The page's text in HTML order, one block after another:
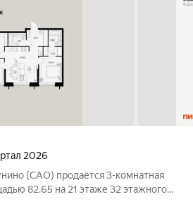
2026
(САО) продаётся 3-комнатная
82.65 на 21 этаже 32 этажного